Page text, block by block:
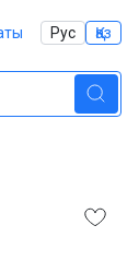
Рус Қаз